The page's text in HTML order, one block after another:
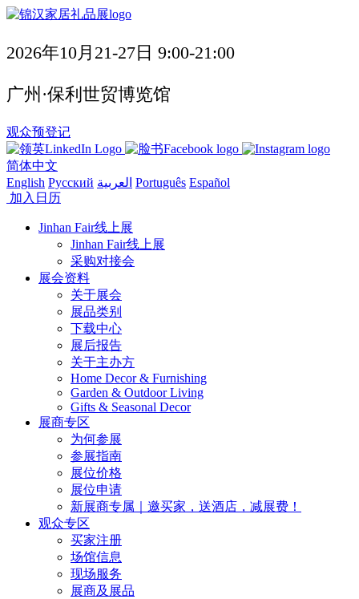
2026年10月21-27日 9:00-21:00
广州·保利世贸博览馆
观众预登记
简体中文
English Русский العربية Português Español
加入日历
Jinhan Fair线上展
Jinhan Fair线上展
采购对接会
展会资料
关于展会
展品类别
下载中心
展后报告
关于主办方
Home Decor & Furnishing
Garden & Outdoor Living
Gifts & Seasonal Decor
展商专区
为何参展
参展指南
展位价格
展位申请
新展商专属｜邀买家，送酒店，减展费！
观众专区
买家注册
场馆信息
现场服务
展商及展品